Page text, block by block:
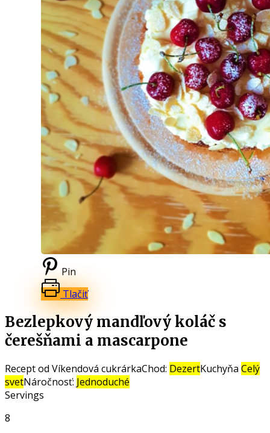
Pin
Tlačiť
Bezlepkový mandľový koláč s
čerešňami a mascarpone
Recept od Víkendová cukrárkaChod: DezertKuchyňa Celý
svetNáročnosť: Jednoduché
Servings
8